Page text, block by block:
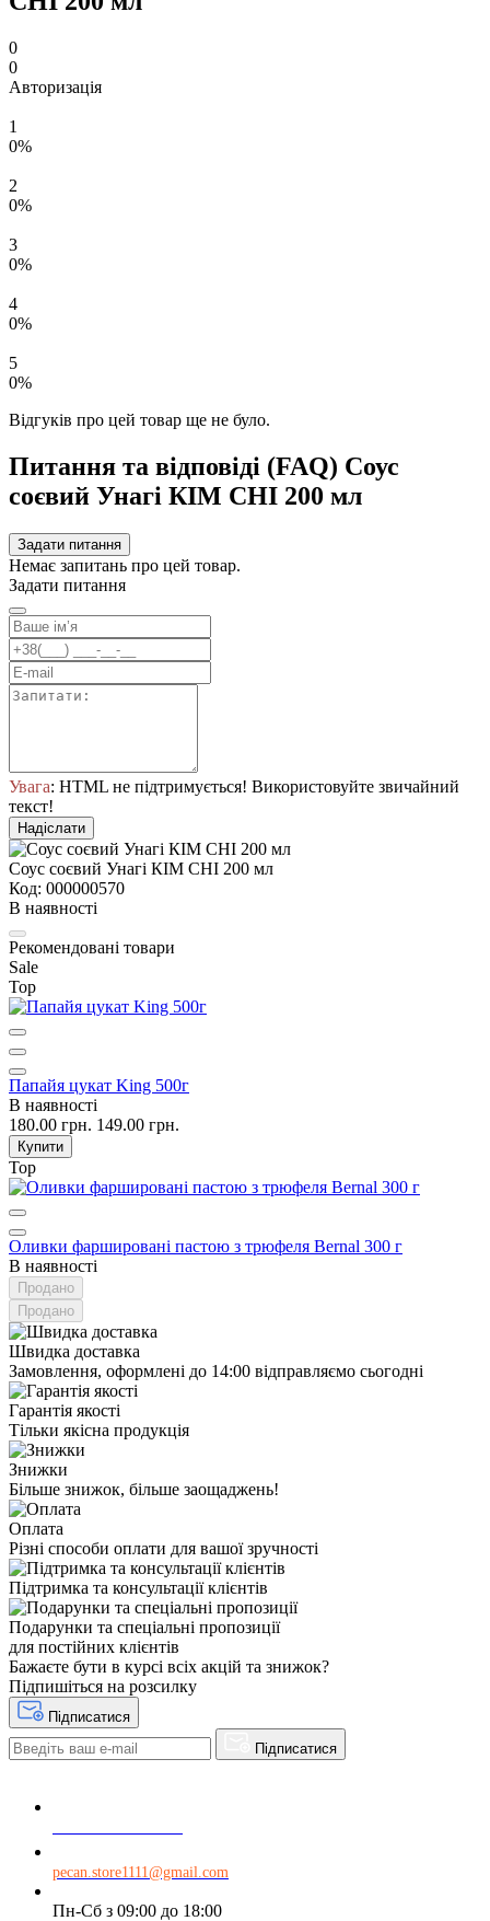
0
0
Авторизація
1
0%
2
0%
3
0%
4
0%
5
0%
Відгуків про цей товар ще не було.
Питання та відповіді (FAQ) Соус
соєвий Унагі КІМ СНІ 200 мл
Задати питання
Немає запитань про цей товар.
Задати питання
Увага: HTML не підтримується! Використовуйте звичайний
текст!
Надіслати
Соус соєвий Унагі КІМ СНІ 200 мл
Код: 000000570
В наявності
Рекомендовані товари
Sale
Top
Папайя цукат King 500г
В наявності
180.00 грн. 149.00 грн.
Купити
Top
Оливки фаршировані пастою з трюфеля Bernal 300 г
В наявності
Продано
Продано
Швидка доставка
Замовлення, оформлені до 14:00 відправляємо сьогодні
Гарантія якості
Тільки якісна продукція
Знижки
Більше знижок, більше заощаджень!
Оплата
Різні способи оплати для вашої зручності
Підтримка та консультації клієнтів
Подарунки та спеціальні пропозиції
для постійних клієнтів
Бажаєте бути в курсі всіх акцій та знижок?
Підпишіться на розсилку
Підписатися
Підписатися
pecan.store1111@gmail.com
Пн-Сб з 09:00 до 18:00